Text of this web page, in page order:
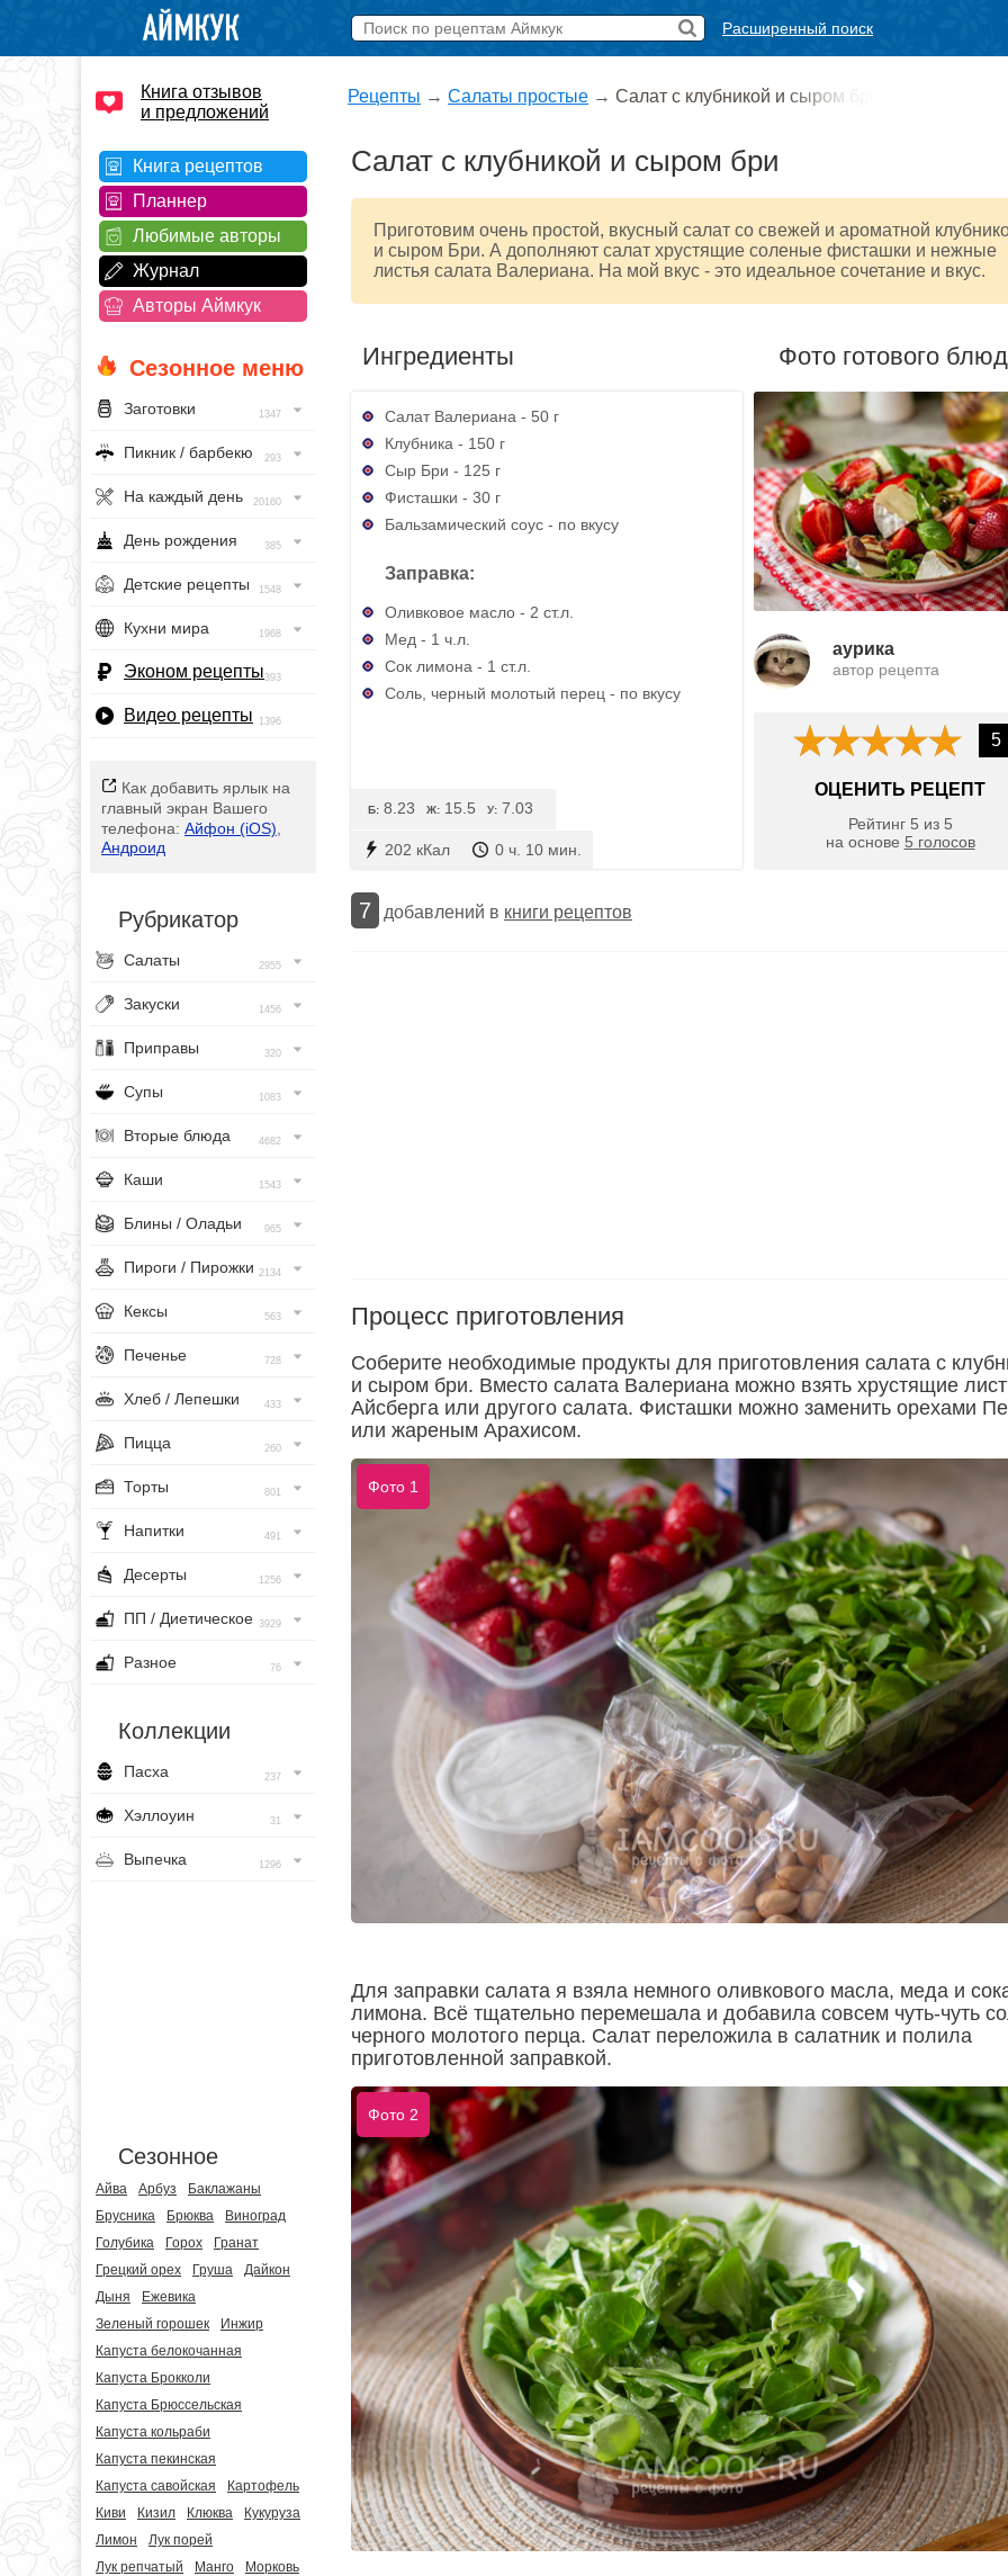
Расширенный поиск
Книга отзывов
и предложений
Книга рецептов
Планнер
Любимые авторы
Журнал
Авторы Аймкук
Сезонное меню
Заготовки 1347
Пикник / барбекю 293
На каждый день 20160
День рождения 385
Детские рецепты 1548
Кухни мира 1968
Эконом рецепты393
Видео рецепты 1396
Как добавить ярлык на
главный экран Вашего
телефона: Айфон (iOS)
Андроид
Рубрикатор
Салаты 2955
Закуски 1456
Приправы 320
Супы 1083
Вторые блюда 4682
Каши 1543
Блины / Оладьи 965
Пироги / Пирожки 2134
Кексы 563
Печенье 728
Хлеб / Лепешки 433
Пицца 260
Торты 801
Напитки 491
Десерты 1256
ПП / Диетическое 3929
Разное 76
Коллекции
Пасха 237
Хэллоуин 31
Выпечка 1296
Сезонное
Айва Арбуз
Баклажаны
Брусника
Брюква
Виноград
Голубика
Горох
Гранат
Грецкий орех
Груша
Дайкон
Дыня
Ежевика
Зеленый горошек
Инжир
Капуста белокочанная
Капуста Брокколи
Капуста Брюссельская
Капуста кольраби
Капуста пекинская
Капуста савойская
Картофель
Киви
Кизил Клюква
Кукуруза
Лимон
Лук порей
Лук репчатый
Манго
Морковь
Рецепты → Салаты простые → Салат с клубникой и сыром бри
Салат с клубникой и сыром бри
Приготовим очень простой, вкусный салат со свежей и ароматной
и сыром Бри. А дополняют салат хрустящие соленые фисташки и нежные
листья салата Валериана. На мой вкус - это идеальное сочетание и вкус.
Ингредиенты
Салат Валериана - 50 г
Клубника - 150 г
Сыр Бри - 125 г
Фисташки - 30 г
Бальзамический соус - по вкусу
Заправка:
Оливковое масло - 2 ст.л.
Мед - 1 ч.л.
Сок лимона - 1 ст.л.
Соль, черный молотый перец - по вкусу
202 кКал 0 ч. 10 мин.
Б: 8.23 Ж: 15.5 У: 7.03
Фото готового
aурика
автор рецепта
5
ОЦЕНИТЬ РЕЦЕПТ
Рейтинг 5 из 5
на основе 5 голосов
7 добавлений в книги рецептов
Процесс приготовления
Соберите необходимые продукты для приготовления салата с
и сыром бри. Вместо салата Валериана можно взять хрустящие
Айсберга или другого салата. Фисташки можно заменить орехами
или жареным Арахисом.
Фото 1
Для заправки салата я взяла немного оливкового масла, меда и
лимона. Всё тщательно перемешала и добавила совсем чуть-чуть
черного молотого перца. Салат переложила в салатник и полила
приготовленной заправкой.
Фото 2